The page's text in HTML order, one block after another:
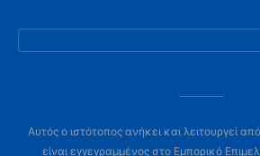
Αυτός ο ιστότοπος ανήκει και λειτουργεί
είναι εγγεγραμμένος στο Εμπορικό